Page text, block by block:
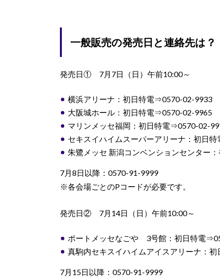
一般販売の発売日と連絡先は？
発売日① 7月7日（日）午前10:00～
横浜アリーナ：初日特電⇒0570-02-9933
大阪城ホール：初日特電⇒0570-02-9965
マリンメッセ福岡：初日特電⇒0570-02-
セキスイハイムスーパーアリーナ：初日
朱鷺メッセ 新潟コンベンションセンター
7月8日以降：0570-91-9999
※各会場ごとのPコードが必要です。
発売日② 7月14日（日）午前10:00～
ポートメッセなごや 3号館：初日特電
真駒内セキスイハイムアイスアリーナ：
7月15日以降：0570-91-9999